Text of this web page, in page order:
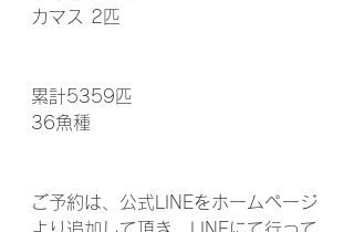
カマス 2匹
累計5359匹
36魚種
ご予約は、公式LINEをホームページ